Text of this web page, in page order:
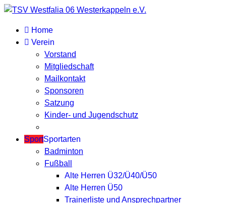
Home
Verein
Vorstand
Mitgliedschaft
Mailkontakt
Sponsoren
Satzung
Kinder- und Jugendschutz
SportSportarten
Badminton
Fußball
Alte Herren Ü32/Ü40/Ü50
Alte Herren Ü50
Trainerliste und Ansprechpartner